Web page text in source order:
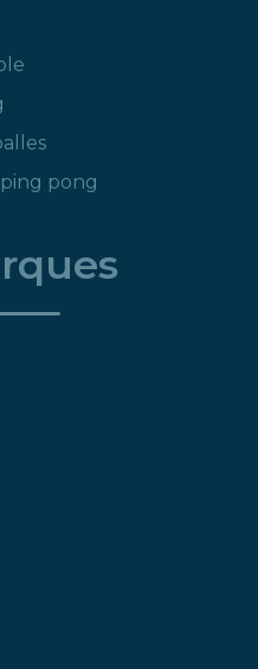
pong